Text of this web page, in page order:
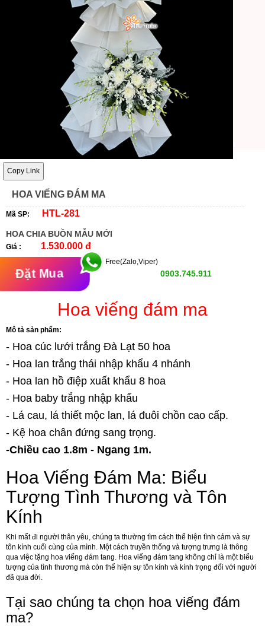
Copy Link
HOA VIẾNG ĐÁM MA
Mã SP: HTL-281
HOA CHIA BUỒN MẪU MỚI
Giá : 1.530.000 đ
Đặt Mua
Free(Zalo,Viper)
0903.745.911
Hoa viếng đám ma
Mô tả sản phẩm:
- Hoa cúc lưới trắng Đà Lạt 50 hoa
- Hoa lan trắng thái nhập khẩu 4 nhánh
- Hoa lan hồ điệp xuất khẩu 8 hoa
- Hoa baby trắng nhập khẩu
- Lá cau, lá thiết mộc lan, lá đuôi chồn cao cấp.
- Kệ hoa chân đứng sang trọng.
-Chiều cao 1.8m - Ngang 1m.
Hoa Viếng Đám Ma: Biểu
Tượng Tình Thương và Tôn
Kính
Khi mất đi người thân yêu, chúng ta thường tìm cách thể hiện tình cảm và sự
tôn kính cuối cùng của mình. Một cách truyền thống và tượng trưng là thông
qua việc tặng hoa viếng đám tang. Hoa viếng đám tang không chỉ là một biểu
tượng của tình thương mà còn thể hiện sự tôn kính và kính trọng đối với người
đã qua đời.
Tại sao chúng ta chọn hoa viếng đám
ma?